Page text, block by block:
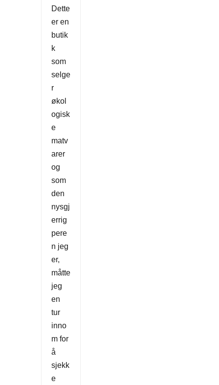
Dette
er en
butik
k
som
selge
r
økol
ogisk
e
matv
arer
og
som
den
nysgj
errig
pere
n jeg
er,
måtte
jeg
en
tur
inno
m for
å
sjekk
e